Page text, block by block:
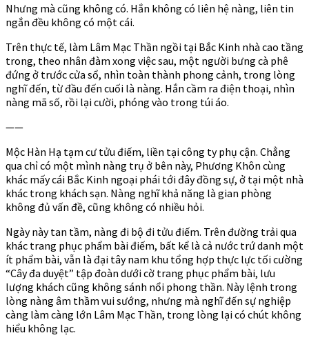
Nhưng mà cũng không có. Hắn không có liên hệ nàng, liên tin
ngắn đều không có một cái.
Trên thực tế, làm Lâm Mạc Thần ngồi tại Bắc Kinh nhà cao tầng
trong, theo nhân đàm xong việc sau, một người bưng cà phê
đứng ở trước cửa sổ, nhìn toàn thành phong cảnh, trong lòng
nghĩ đến, từ đầu đến cuối là nàng. Hắn cầm ra điện thoại, nhìn
nàng mã số, rồi lại cười, phóng vào trong túi áo.
——
Mộc Hàn Hạ tạm cư tửu điếm, liền tại công ty phụ cận. Chẳng
qua chỉ có một mình nàng trụ ở bên này, Phương Khôn cùng
khác mấy cái Bắc Kinh ngoại phái tới đây đồng sự, ở tại một nhà
khác trong khách sạn. Nàng nghĩ khả năng là gian phòng
không đủ vấn đề, cũng không có nhiều hỏi.
Ngày này tan tầm, nàng đi bộ đi tửu điếm. Trên đường trải qua
khác trang phục phẩm bài điếm, bất kể là cả nước trứ danh một
ít phẩm bài, vẫn là đại tây nam khu tổng hợp thực lực tối cường
“Cây đa duyệt” tập đoàn dưới cờ trang phục phẩm bài, lưu
lượng khách cũng không sánh nổi phong thần. Này lệnh trong
lòng nàng âm thầm vui sướng, nhưng mà nghĩ đến sự nghiệp
càng làm càng lớn Lâm Mạc Thần, trong lòng lại có chút không
hiểu không lạc.